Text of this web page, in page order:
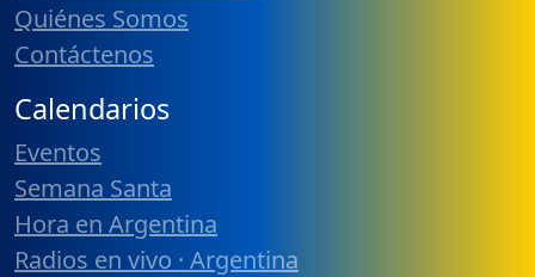
Quiénes Somos
Contáctenos
Calendarios
Eventos
Semana Santa
Hora en Argentina
Radios en vivo · Argentina